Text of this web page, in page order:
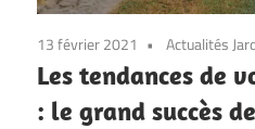
13 février 2021 Actualités
Les tendances de
: le grand succès